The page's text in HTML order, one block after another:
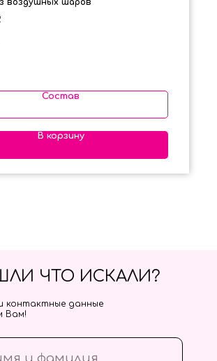
Состав
В корзину
ЧТО ИСКАЛИ?
контактные данные
Вам!